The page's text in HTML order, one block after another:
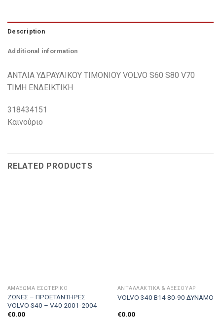
Description
Additional information
ΑΝΤΛΙΑ ΥΔΡΑΥΛΙΚΟΥ ΤΙΜΟΝΙΟΥ VOLVO S60 S80 V70
ΤΙΜΗ ΕΝΔΕΙΚΤΙΚΗ
318434151
Καινούριο
RELATED PRODUCTS
ΑΜΆΞΩΜΑ ΕΣΩΤΕΡΙΚΌ
ΖΩΝΕΣ – ΠΡΟΕΤΑΝΤΗΡΕΣ
VOLVO S40 – V40 2001-2004
€0.00
ΑΝΤΑΛΛΑΚΤΙΚΑ & ΑΞΕΣΟΥΆΡ
VOLVO 340 Β14 80-90 ΔΥΝΑΜΟ
€0.00